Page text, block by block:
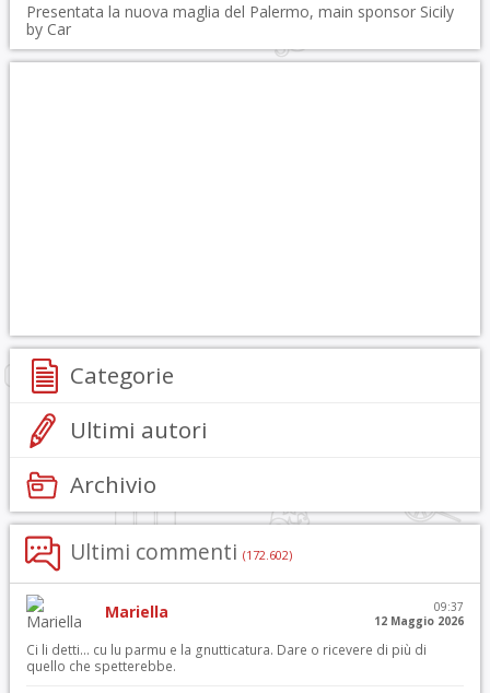
Presentata la nuova maglia del Palermo, main sponsor Sicily
by Car
Categorie
Ultimi autori
Archivio
Ultimi commenti (172.602)
Mariella
09:37
12 Maggio 2026
Ci li detti… cu lu parmu e la gnutticatura. Dare o ricevere di più di
quello che spetterebbe.